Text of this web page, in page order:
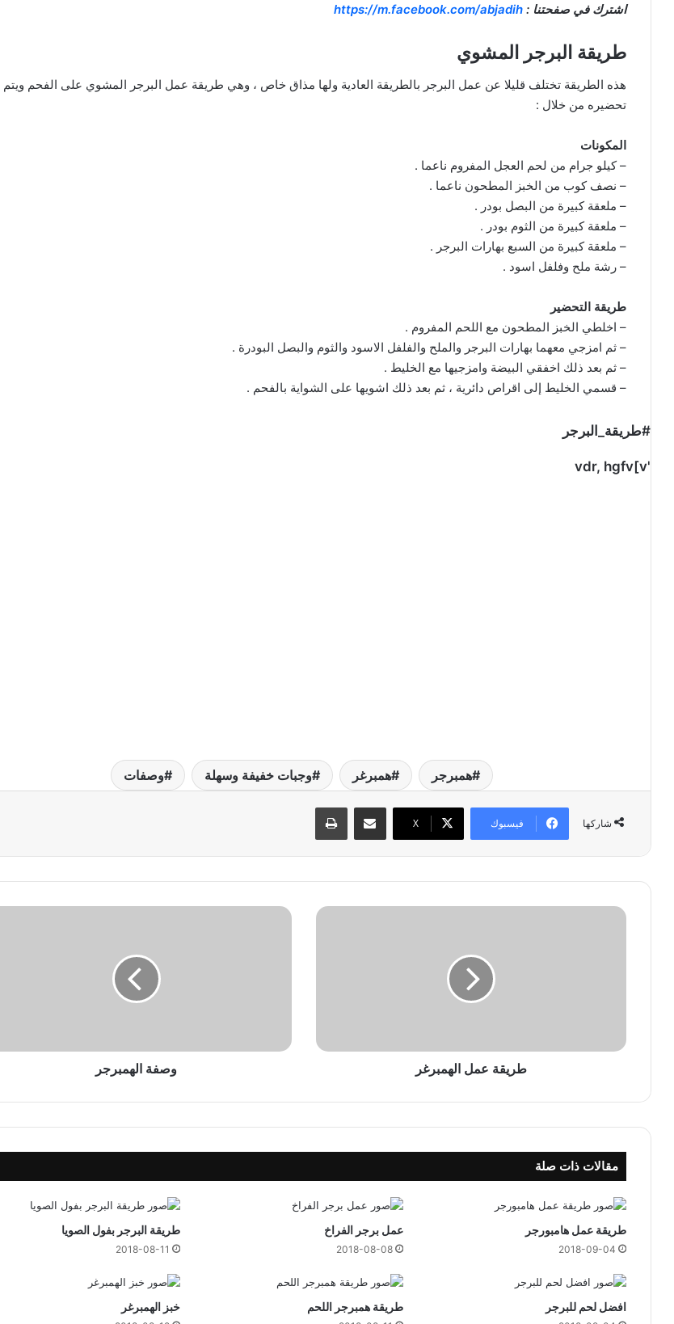
اشترك في صفحتنا :https://m.facebook.com/abjadih
طريقة البرجر المشوي
هذه الطريقة تختلف قليلا عن عمل البرجر بالطريقة العادية ولها مذاق خاص ، وهي طريقة عمل البرجر المشوي على الفحم ويتم
تحضيره من خلال :
المكونات
– كيلو جرام من لحم العجل المفروم ناعما .
– نصف كوب من الخبز المطحون ناعما .
– ملعقة كبيرة من البصل بودر .
– ملعقة كبيرة من الثوم بودر .
– ملعقة كبيرة من السبع بهارات البرجر .
– رشة ملح وفلفل اسود .
طريقة التحضير
– اخلطي الخبز المطحون مع اللحم المفروم .
– ثم امزجي معهما بهارات البرجر والملح والفلفل الاسود والثوم والبصل البودرة .
– ثم بعد ذلك اخفقي البيضة وامزجيها مع الخليط .
– قسمي الخليط إلى اقراص دائرية ، ثم بعد ذلك اشويها على الشواية بالفحم .
#طريقة_البرجر
'vdr, hgfv[v
همبرجر همبرغر وجبات خفيفة وسهلة وصفات
شاركها فيسبوك ‫X
ط
ا
م
غ
طريقة عمل الهمبرغر
و
ب
ر
وصفة الهمبرجر
مقالات ذات صلة
طريقة عمل هامبورجر
2018-09-04
عمل برجر الفراخ
2018-08-08
طريقة البرجر بفول الصويا
2018-08-11
افضل لحم للبرجر طريقة همبرجر اللحم خبز الهمبرغر